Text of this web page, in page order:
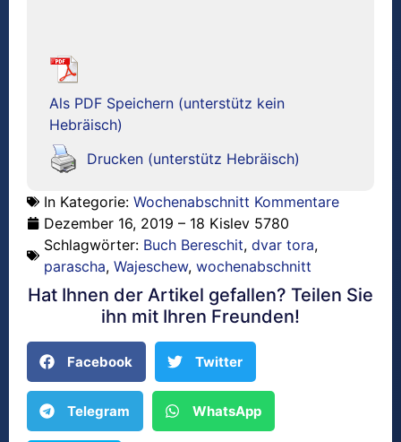
Als PDF Speichern (unterstütz kein
Hebräisch)
Drucken (unterstütz Hebräisch)
In Kategorie: Wochenabschnitt Kommentare
Dezember 16, 2019 – 18 Kislev 5780
Schlagwörter: Buch Bereschit, dvar tora,
parascha, Wajeschew, wochenabschnitt
Hat Ihnen der Artikel gefallen? Teilen Sie
ihn mit Ihren Freunden!
Facebook Twitter
Telegram WhatsApp